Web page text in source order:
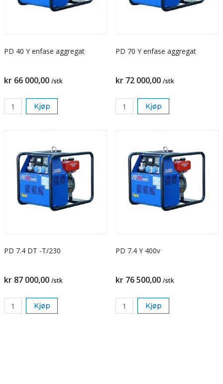
PD 40 Y enfase aggregat
kr 66 000,00 /stk
Kjøp
PD 70 Y enfase aggregat
kr 72 000,00 /stk
Kjøp
PD 7.4 DT -T/230
kr 87 000,00 /stk
Kjøp
PD 7.4 Y 400v
kr 76 500,00 /stk
Kjøp